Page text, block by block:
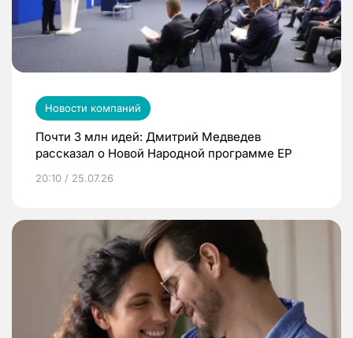
Новости компаний
Почти 3 млн идей: Дмитрий Медведев
рассказал о Новой Народной программе ЕР
20:10 / 25.07.26